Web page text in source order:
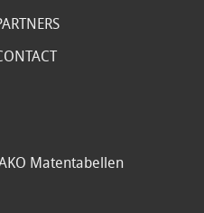
Matentabellen